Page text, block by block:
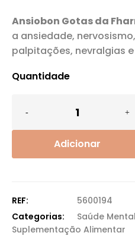
Ansiobon Gotas da
a ansiedade,
palpitações, nevralgias
Quantidade
Adicionar
REF:
5600194
Categorias:
Saúde Mental
Suplementação Alimentar